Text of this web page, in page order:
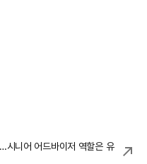
시니어 어드바이저 역할은 유